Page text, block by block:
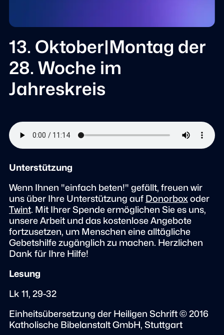
13. Oktober|Montag der
28. Woche im
Jahreskreis
Unterstützung
Wenn Ihnen "einfach beten!" gefällt, freuen wir
uns über Ihre Unterstützung auf Donorboxoder
Twint. Mit Ihrer Spende ermöglichen Sie es uns,
unsere Arbeit und das kostenlose Angebote
fortzusetzen, um Menschen eine alltägliche
Gebetshilfe zugänglich zu machen. Herzlichen
Dank für Ihre Hilfe!
Lesung
Lk 11, 29-32
Einheitsübersetzung der Heiligen Schrift © 2016
Katholische Bibelanstalt GmbH, Stuttgart